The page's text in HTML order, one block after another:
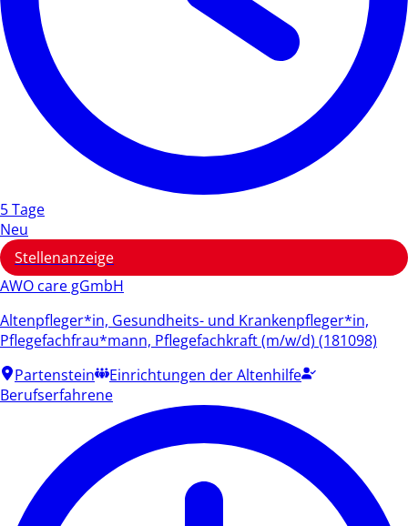
5 Tage
Neu
Stellenanzeige
AWO care gGmbH
Altenpfleger*in, Gesundheits- und Krankenpfleger*in,
Pflegefachfrau*mann, Pflegefachkraft (m/w/d) (181098)
Partenstein
Einrichtungen der Altenhilfe
Berufserfahrene